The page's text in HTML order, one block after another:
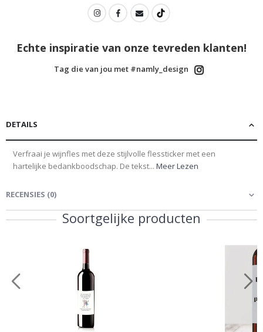
Echte inspiratie van onze tevreden klanten!
Tag die van jou met #namly_design
DETAILS
Verfraai je wijnfles met deze stijlvolle flessticker met een
hartelijke bedankboodschap. De tekst... Meer Lezen
RECENSIES (0)
Soortgelijke producten